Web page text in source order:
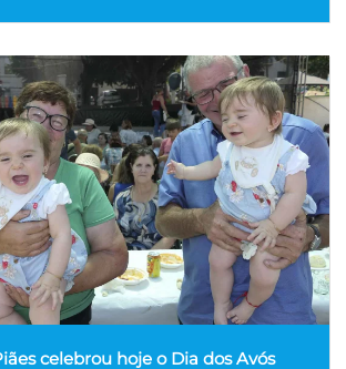
celebrou hoje o Dia dos Avós